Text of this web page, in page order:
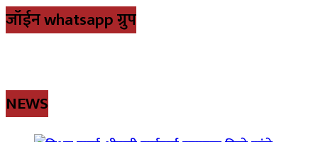
जॉईन whatsapp ग्रुप
NEWS